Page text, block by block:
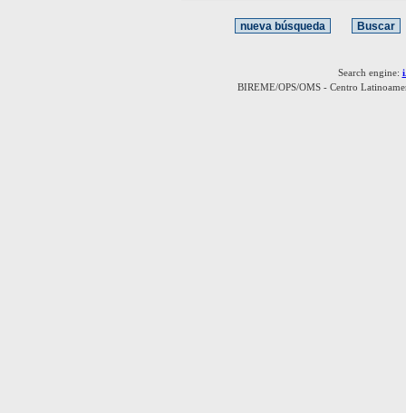
Search engine:
BIREME/OPS/OMS - Centro